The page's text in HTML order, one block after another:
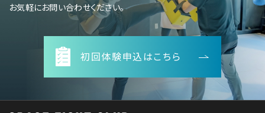
お気軽にお問い合わせください。
初回体験申込はこちら